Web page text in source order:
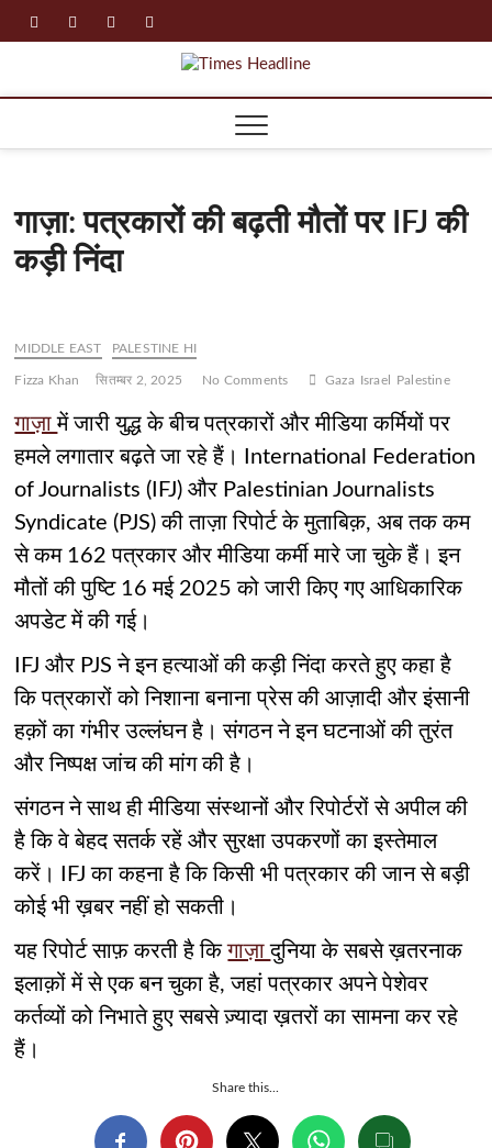
facebookinstagramtwitterlinkedin
Times
Headline
गाज़ा: पत्रकारों की बढ़ती मौतों पर IFJ की
कड़ी निंदा
MIDDLE EAST PALESTINE HI
Fizza Khan सितम्बर 2, 2025 No Comments Gaza Israel Palestine
गाज़ामें जारी युद्ध के बीच पत्रकारों और मीडिया कर्मियों पर
हमले लगातार बढ़ते जा रहे हैं। International Federation
of Journalists (IFJ) और Palestinian Journalists
Syndicate (PJS) की ताज़ा रिपोर्ट के मुताबिक़, अब तक कम
से कम 162 पत्रकार और मीडिया कर्मी मारे जा चुके हैं। इन
मौतों की पुष्टि 16 मई 2025 को जारी किए गए आधिकारिक
अपडेट में की गई।
IFJ और PJS ने इन हत्याओं की कड़ी निंदा करते हुए कहा है
कि पत्रकारों को निशाना बनाना प्रेस की आज़ादी और इंसानी
हक़ों का गंभीर उल्लंघन है। संगठन ने इन घटनाओं की तुरंत
और निष्पक्ष जांच की मांग की है।
संगठन ने साथ ही मीडिया संस्थानों और रिपोर्टरों से अपील की
है कि वे बेहद सतर्क रहें और सुरक्षा उपकरणों का इस्तेमाल
करें। IFJ का कहना है कि किसी भी पत्रकार की जान से बड़ी
कोई भी ख़बर नहीं हो सकती।
यह रिपोर्ट साफ़ करती है किगाज़ादुनिया के सबसे ख़तरनाक
इलाक़ों में से एक बन चुका है, जहां पत्रकार अपने पेशेवर
कर्तव्यों को निभाते हुए सबसे ज़्यादा ख़तरों का सामना कर रहे
हैं।
Share this...